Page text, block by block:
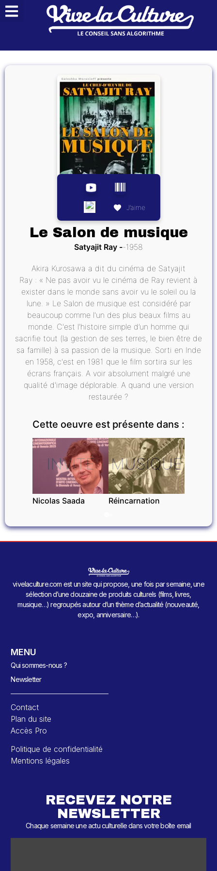
J’aime
Le Salon de musique
Satyajit Ray 1958
Akira Kurosawa a dit du cinéma de Satyajit
Ray : « Ne pas avoir vu le cinéma de Ray revient à
exister dans le monde sans avoir vu le soleil ou la
lune. » Le Salon de musique est considéré par
beaucoup comme l'un des plus beaux films au
monde. C'est l'histoire simple d’un homme qui
sacrifie tout (la gestion de ses terres, le bien être de
sa famille) à sa passion de la musique. Sorti en Inde
en 1958, c'est en 1981 que le film sortira sur les
écrans français. A voir absolument malgré une
qualité d'image déplorable. A quand une version
restaurée ?
Cette oeuvre est présente dans :
INVITÉ
Nicolas Saada
MUSIQUE
Réincarnation
vivelaculture.com est un site qui propose, une fois par semaine, une
sélection d’une douzaine de produits culturels (films, livres,
musique…) regroupés autour d’un thème d’actualité (nouveauté,
expo, anniversaire…).
MENU
Qui sommes-nous ?
Newsletter
Contact
Plan du site
Accès Pro
Politique de confidentialité
Mentions légales
RECEVEZ NOTRE
NEWSLETTER
Chaque semaine une actu culturelle dans votre boîte email